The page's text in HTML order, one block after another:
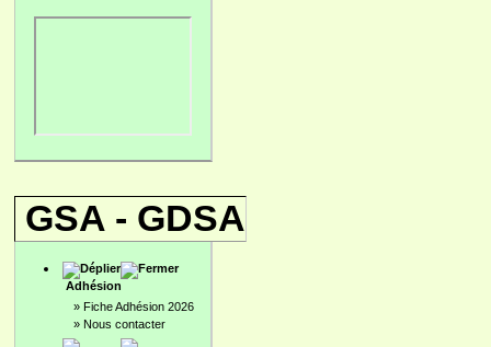
GSA - GDSA
Adhésion
» Fiche Adhésion 2026
» Nous contacter